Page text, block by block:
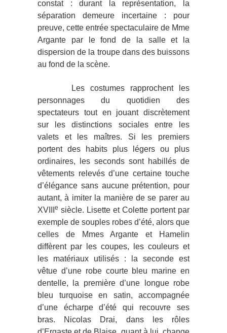
constat : durant la représentation, la
séparation demeure incertaine : pour
preuve, cette entrée spectaculaire de Mme
Argante par le fond de la salle et la
dispersion de la troupe dans des buissons
au fond de la scène.
Les costumes rapprochent les
personnages du quotidien des
spectateurs tout en jouant discrètement
sur les distinctions sociales entre les
valets et les maîtres. Si les premiers
portent des habits plus légers ou plus
ordinaires, les seconds sont habillés de
vêtements relevés d’une certaine touche
d’élégance sans aucune prétention, pour
autant, à imiter la manière de se parer au
XVIII
e siècle. Lisette et Colette portent par
exemple de souples robes d’été, alors que
celles de Mmes Argante et Hamelin
diffèrent par les coupes, les couleurs et
les matériaux utilisés : la seconde est
vêtue d’une robe courte bleu marine en
dentelle, la première d’une longue robe
bleu turquoise en satin, accompagnée
d’une écharpe d’été qui recouvre ses
bras. Nicolas Drai, dans les rôles